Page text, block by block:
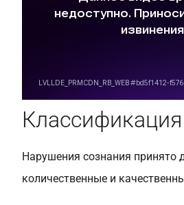
Классификация
Нарушения сознания принято
количественные и